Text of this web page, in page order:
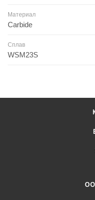
Материал
Carbide
Сплав
WSM23S